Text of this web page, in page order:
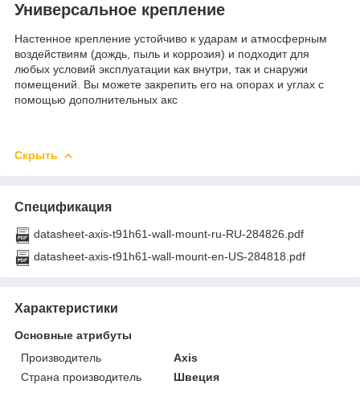
Универсальное крепление
Настенное крепление устойчиво к ударам и атмосферным
воздействиям (дождь, пыль и коррозия) и подходит для
любых условий эксплуатации как внутри, так и снаружи
помещений. Вы можете закрепить его на опорах и углах с
помощью дополнительных акс
Скрыть
Спецификация
datasheet-axis-t91h61-wall-mount-ru-RU-284826.pdf
datasheet-axis-t91h61-wall-mount-en-US-284818.pdf
Характеристики
Основные атрибуты
Производитель
Axis
Страна производитель
Швеция